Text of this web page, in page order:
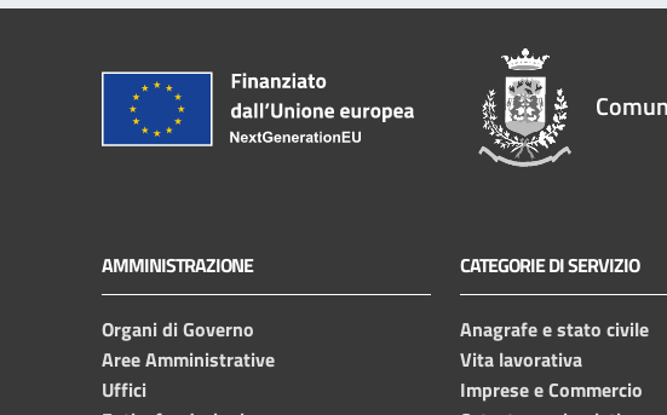
AMMINISTRAZIONE
Organi di Governo
Aree Amministrative
Uffici
CATEGORIE DI SERVIZIO
Anagrafe e stato civile
Vita lavorativa
Imprese e Commercio